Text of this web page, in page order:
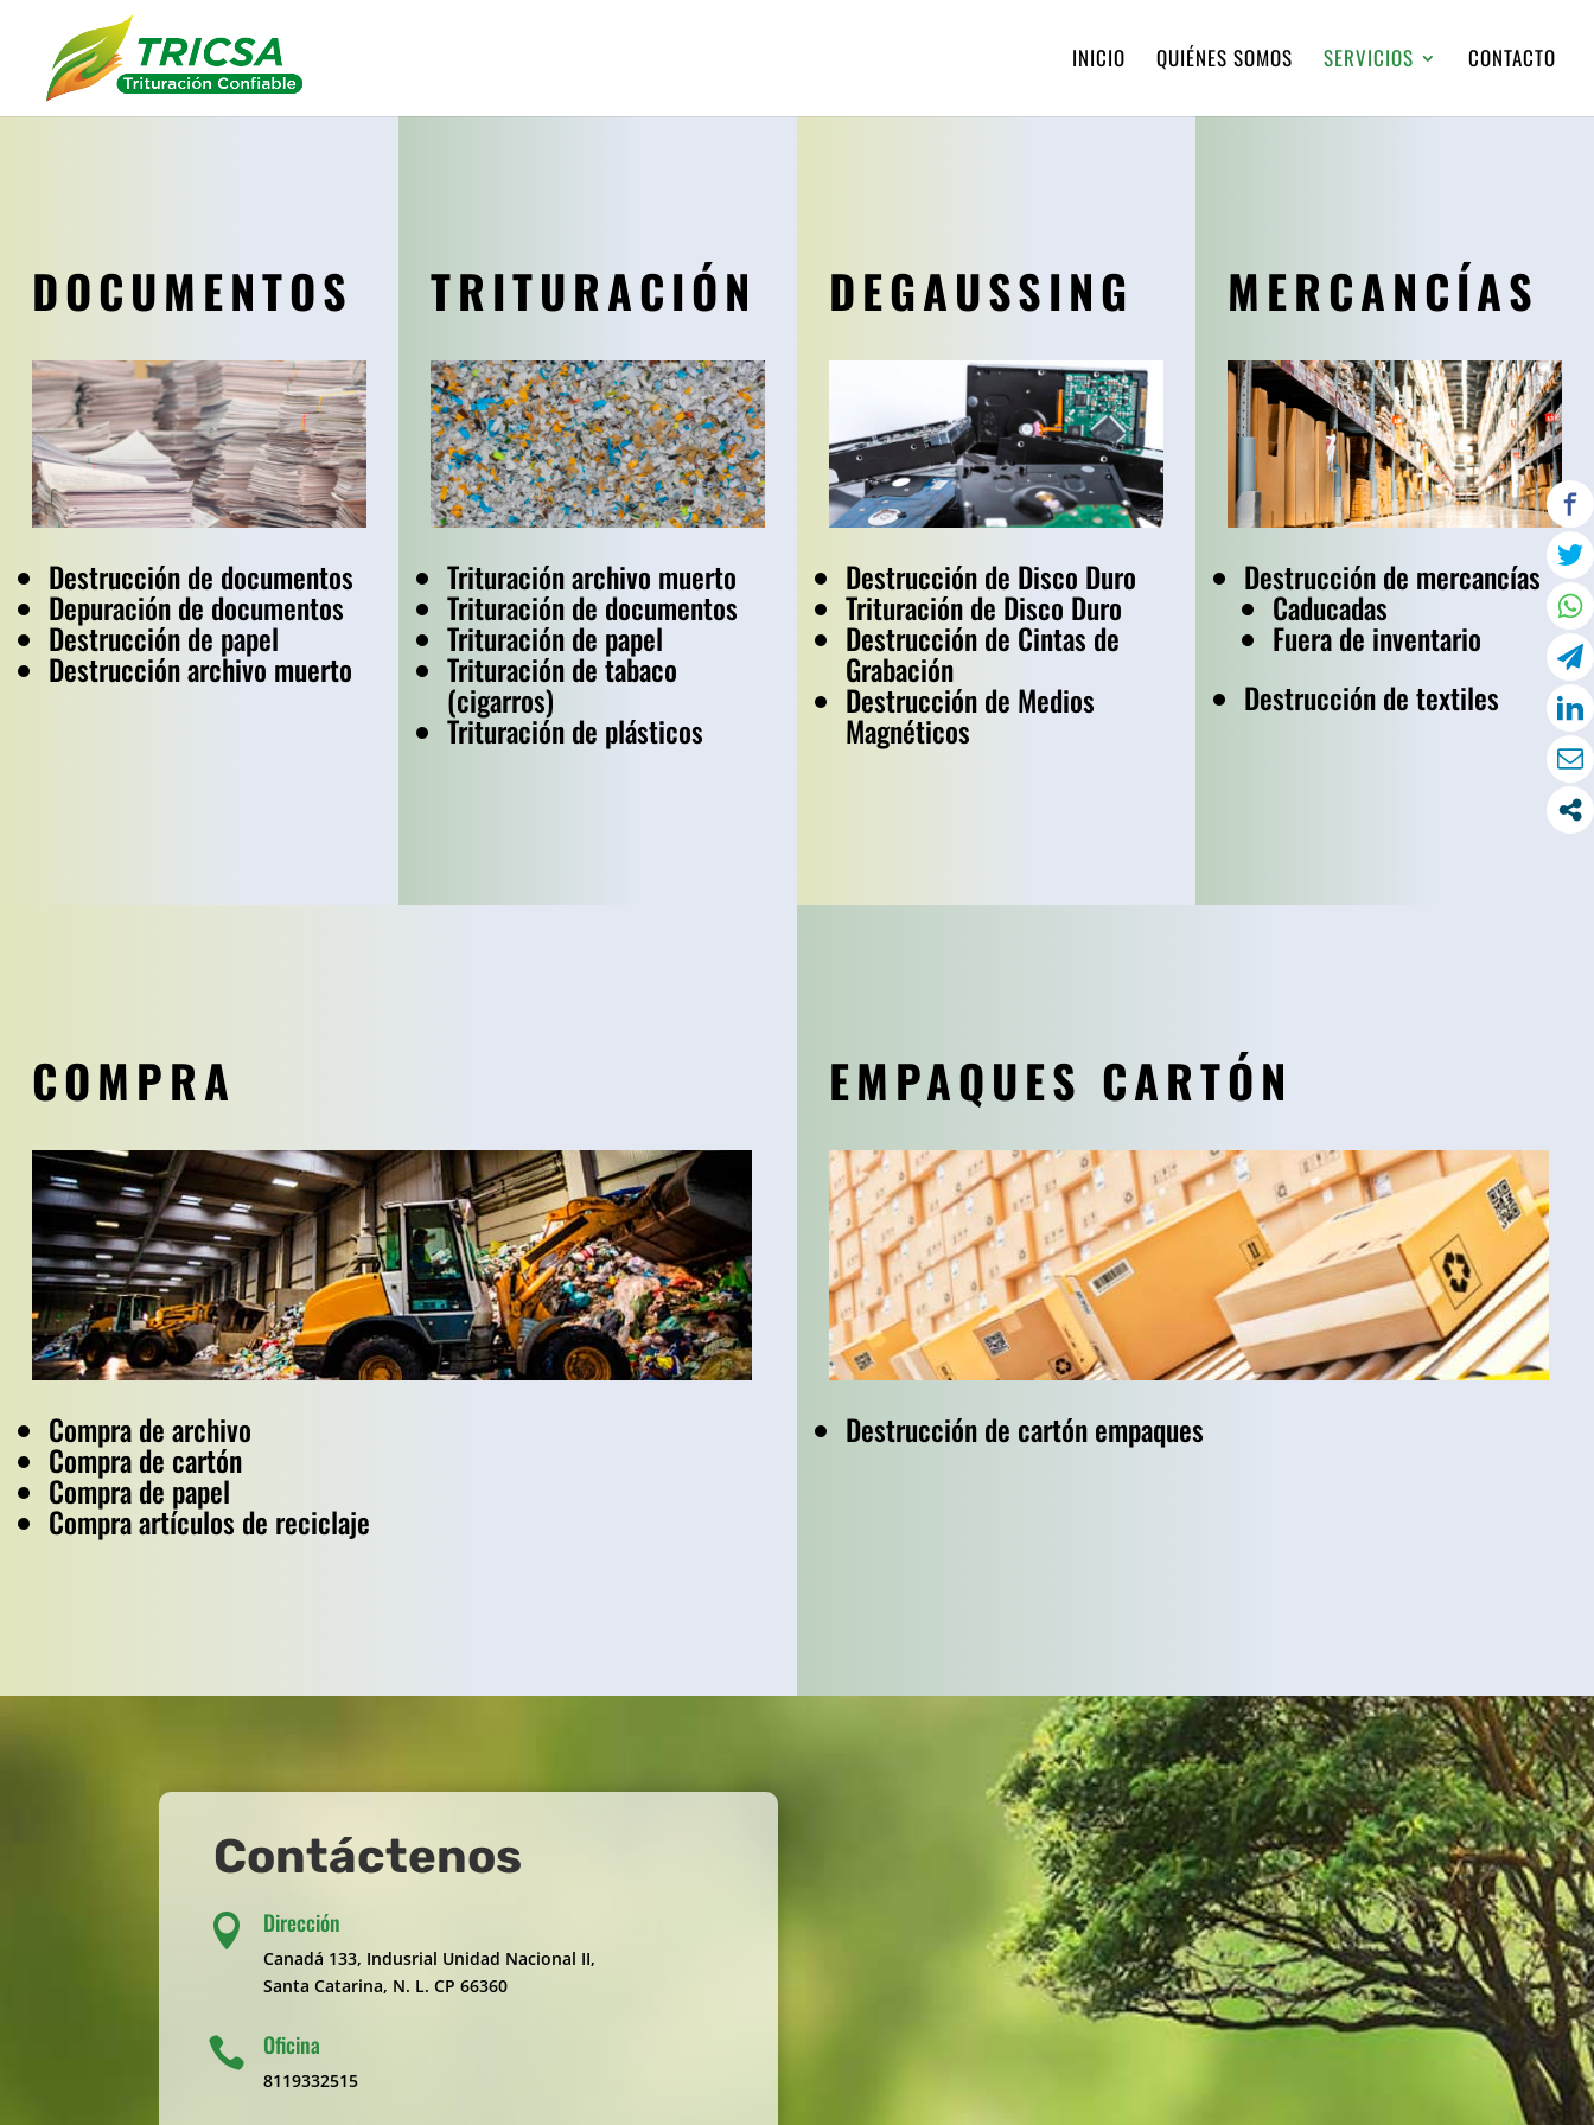
INICIO QUIÉNES SOMOS SERVICIOS CONTACTO
DOCUMENTOS
Destrucción de documentos
Depuración de documentos
Destrucción de papel
Destrucción archivo muerto
TRITURACIÓN
Trituración archivo muerto
Trituración de documentos
Trituración de papel
Trituración de tabaco
(cigarros)
Trituración de plásticos
DEGAUSSING
Destrucción de Disco Duro
Trituración de Disco Duro
Destrucción de Cintas de
Grabación
Destrucción de Medios
Magnéticos
MERCANCÍAS
Destrucción de mercancías
Caducadas
Fuera de inventario
Destrucción de textiles
COMPRA
Compra de archivo
Compra de cartón
Compra de papel
Compra artículos de reciclaje
EMPAQUES CARTÓN
Destrucción de cartón empaques
Contáctenos
 Dirección
Canadá 133, Indusrial Unidad Nacional II,
Santa Catarina, N. L. CP 66360
 Oficina
8119332515